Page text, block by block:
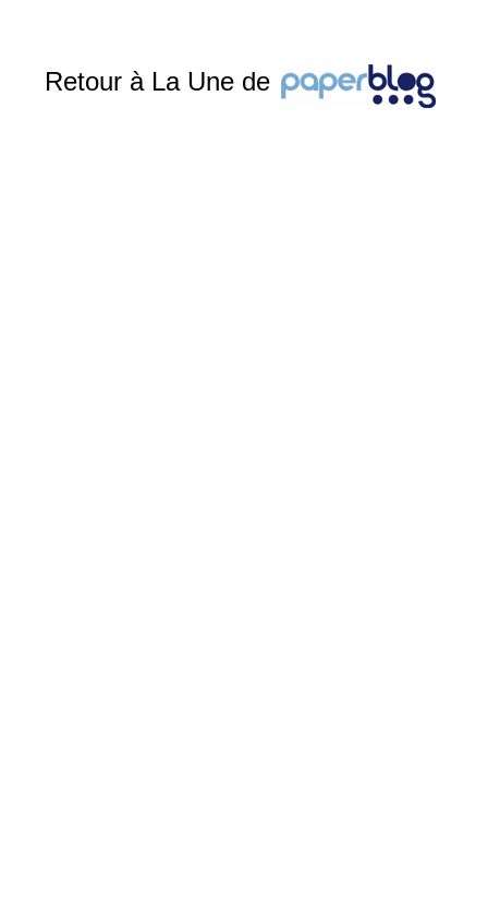
Retour à La Une de